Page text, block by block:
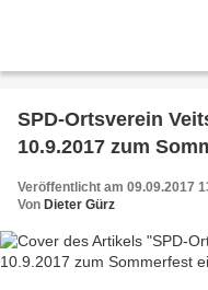
SPD-Ortsverein
10.9.2017 zum
Veröffentlicht am 09.09.2017
Von Dieter Gürz